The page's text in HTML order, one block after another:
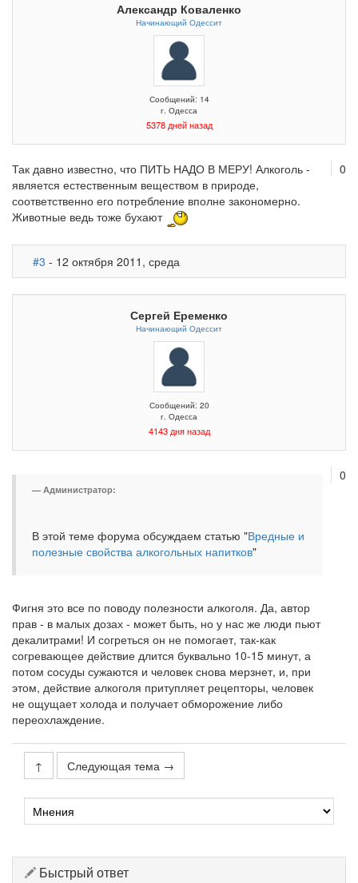
Александр Коваленко
Начинающий Одессит
Сообщений: 14
г. Одесса
5378 дней назад
0
Так давно известно, что ПИТЬ НАДО В МЕРУ! Алкоголь -
является естественным веществом в природе,
соответственно его потребление вполне закономерно.
Животные ведь тоже бухают
#3 - 12 октября 2011, среда
Сергей Еременко
Начинающий Одессит
Сообщений: 20
г. Одесса
4143 дня назад
0
Администратор:
В этой теме форума обсуждаем статью "Вредные и
полезные свойства алкогольных напитков"
Фигня это все по поводу полезности алкоголя. Да, автор
прав - в малых дозах - может быть, но у нас же люди пьют
декалитрами! И согреться он не помогает, так-как
согревающее действие длится буквально 10-15 минут, а
потом сосуды сужаются и человек снова мерзнет, и, при
этом, действие алкоголя притупляет рецепторы, человек
не ощущает холода и получает обморожение либо
переохлаждение.
↑ Следующая тема →
Быстрый ответ